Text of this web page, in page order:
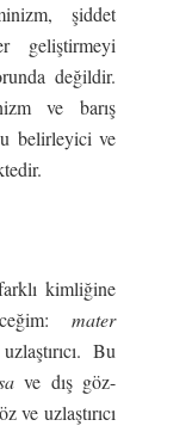
şiddet
geliştirmeyi
değildir.
ve barış
belirleyici ve
kimliğine
mater
Bu
ve dış göz-
ve uzlaştırıcı